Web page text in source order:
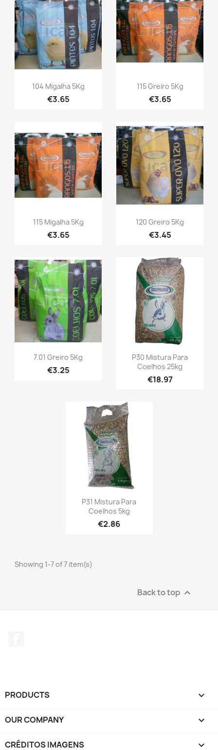
104 Migalha 5Kg
€3.65
115 Greiro 5Kg
€3.65
115 Migalha 5Kg
€3.65
120 Greiro 5Kg
€3.45
7.01 Greiro 5Kg
€3.25
P30 Mistura Para
Coelhos 25kg
€18.97
P31 Mistura Para
Coelhos 5kg
€2.86
Showing 1-7 of 7 item(s)
Back to top 
PRODUCTS 
OUR COMPANY 
CRÉDITOS IMAGENS 